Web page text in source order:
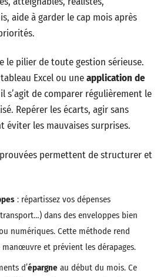
aide à garder le cap mois après
le pilier de toute gestion sérieuse.
Excel ou uneapplication de
s’agit de comparer régulièrement le
Repérer les écarts, agir sans
éviter les mauvaises surprises.
permettent de structurer et
: répartissez vos dépenses
dans des enveloppes bien
numériques. Cette méthode rend
manœuvre et prévient les dérapages.
d’épargne au début du mois. Ce